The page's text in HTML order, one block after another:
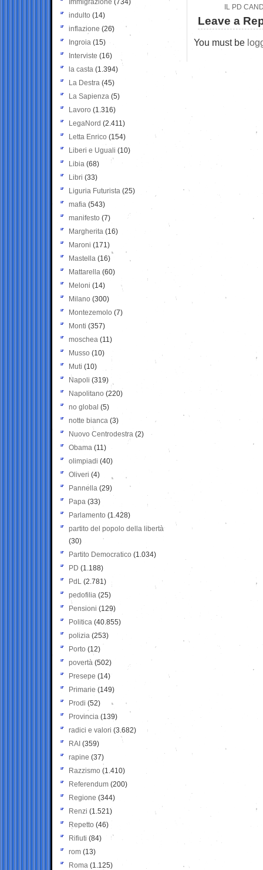
IL PD
Leave a
You must be
Immigrazione (734)
indulto (14)
inflazione (26)
Ingroia (15)
Interviste (16)
la casta (1.394)
La Destra (45)
La Sapienza (5)
Lavoro (1.316)
LegaNord (2.411)
Letta Enrico (154)
Liberi e Uguali (10)
Libia (68)
Libri (33)
Liguria Futurista (25)
mafia (543)
manifesto (7)
Margherita (16)
Maroni (171)
Mastella (16)
Mattarella (60)
Meloni (14)
Milano (300)
Montezemolo (7)
Monti (357)
moschea (11)
Musso (10)
Muti (10)
Napoli (319)
Napolitano (220)
no global (5)
notte bianca (3)
Nuovo Centrodestra (2)
Obama (11)
olimpiadi (40)
Oliveri (4)
Pannella (29)
Papa (33)
Parlamento (1.428)
partito del popolo della libertà
(30)
Partito Democratico (1.034)
PD (1.188)
PdL (2.781)
pedofilia (25)
Pensioni (129)
Politica (40.855)
polizia (253)
Porto (12)
povertà (502)
Presepe (14)
Primarie (149)
Prodi (52)
Provincia (139)
radici e valori (3.682)
RAI (359)
rapine (37)
Razzismo (1.410)
Referendum (200)
Regione (344)
Renzi (1.521)
Repetto (46)
Rifiuti (84)
rom (13)
Roma (1.125)